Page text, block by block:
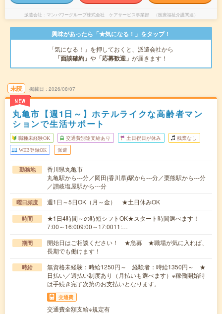
派遣会社 マンパワーグループ株式会社 ケアサービス事業部 （医療福祉介護関連）
興味があったら「★気になる！」をタップ！
「気になる！」を押しておくと、派遣会社から
「面談確約」 や 「応募歓迎」 が届きます！
未読
NEW
掲載日 2026/08/07
丸亀市【週1日～】ホテルライクな高齢者マン
ションで生活サポート
職種未経験OK 交通費別途支給あり 土日祝日が休み 残業なし
WEB登録OK 派遣
勤務地
香川県丸亀市
丸亀駅から---分／岡田(香川県)駅から---分／栗熊駅から---分
／讃岐塩屋駅から---分
曜日頻度 週1日～5日OK（月～金） ★土日休みOK
時間
★1日4時間～の時短シフトOK★スタート時間選べます！
7:00～16:009:00～17:0011:…
期間
開始日はご相談ください！ ★急募 ★職場が気に入れば、
長期でも働けます！
時給
無資格未経験：時給1250円～ 経験者：時給1350円～ ★
日払い／週払い制度あり（月払いも選べます）※稼働開始時
は手続き完了次第のお支払いとなります。
交通費
交通費全額支給※規定有